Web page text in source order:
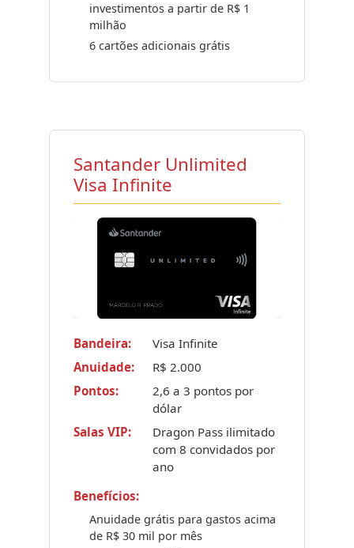
investimentos a partir de R$ 1
milhão
6 cartões adicionais grátis
Santander Unlimited
Visa Infinite
Bandeira:
Visa Infinite
Anuidade:
R$ 2.000
Pontos:
2,6 a 3 pontos por
dólar
Salas VIP:
Dragon Pass ilimitado
com 8 convidados por
ano
Benefícios:
Anuidade grátis para gastos acima
de R$ 30 mil por mês